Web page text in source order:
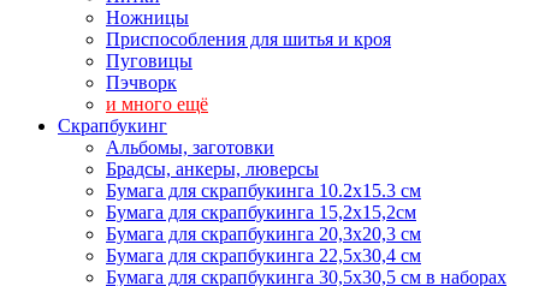
Ножницы
Приспособления для шитья и кроя
Пуговицы
Пэчворк
и много ещё
Скрапбукинг
Альбомы, заготовки
Брадсы, анкеры, люверсы
Бумага для скрапбукинга 10.2х15.3 см
Бумага для скрапбукинга 15,2х15,2см
Бумага для скрапбукинга 20,3х20,3 см
Бумага для скрапбукинга 22,5х30,4 см
Бумага для скрапбукинга 30,5х30,5 см в наборах